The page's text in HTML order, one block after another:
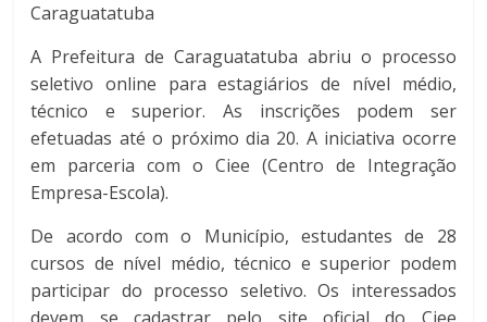
Caraguatatuba
A Prefeitura de Caraguatatuba abriu o processo
seletivo online para estagiários de nível médio,
técnico e superior. As inscrições podem ser
efetuadas até o próximo dia 20. A iniciativa ocorre
em parceria com o Ciee (Centro de Integração
Empresa-Escola).
De acordo com o Município, estudantes de 28
cursos de nível médio, técnico e superior podem
participar do processo seletivo. Os interessados